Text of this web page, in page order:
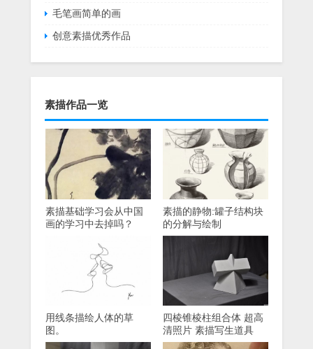
毛笔画简单的画
创意素描优秀作品
素描作品一览
素描基础学习会从中国
画的学习中去掉吗？
素描的静物:罐子结构块
的分解与绘制
用线条描绘人体的草
图。
四棱锥棱柱组合体 超高
清照片 素描写生道具